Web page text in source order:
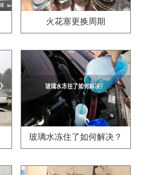
火花塞更换周期
玻璃水冻住了如何解决？